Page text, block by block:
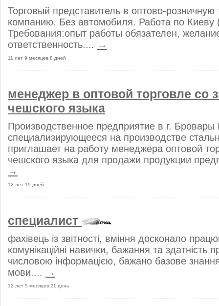
Торговый представитель в оптово-розничную
компанию. Без автомобиля. Работа по Киеву
Требования:опыт работы обязателен,
ответственность.... →
11 лет 9 месяцев 8 дней
менеджер в оптовой торговле cо
чешского языка
Производственное предприятие в г. Бровары
специализирующееся на производстве
приглашает на работу менеджера оптовой
чешского языка для продажи продукции
→
12 лет 19 дней
специалист
фахівець із звітності, вміння досконало
комунікаційні навички, бажання та здатність
числовою інформацією, бажано базове знання
мови.... →
12 лет 5 месяцев 21 день